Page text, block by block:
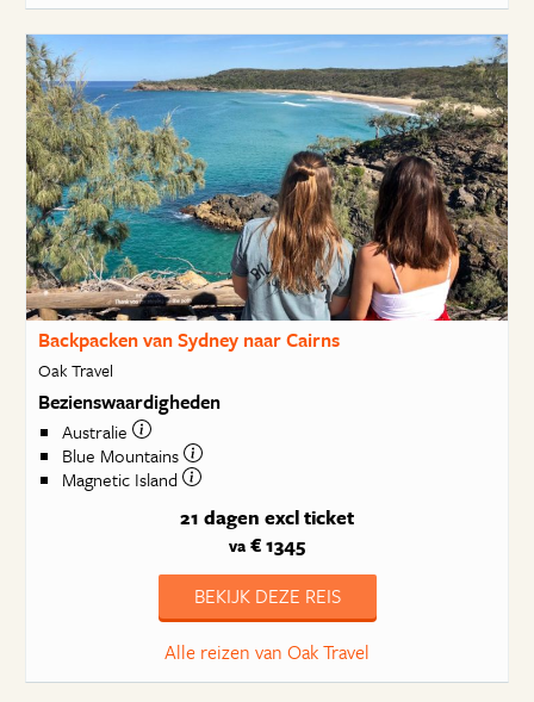
Backpacken van Sydney naar Cairns
Oak Travel
Bezienswaardigheden
Australie
Blue Mountains
Magnetic Island
21 dagen excl ticket
va € 1345
BEKIJK DEZE REIS
Alle reizen van Oak Travel